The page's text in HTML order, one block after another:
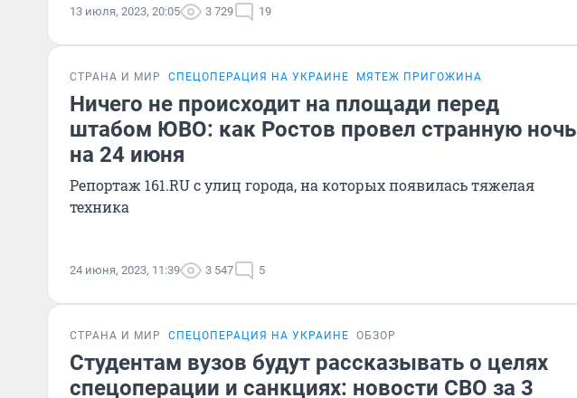
13 июля, 2023, 20:05 3 729 19
СТРАНА И МИР СПЕЦОПЕРАЦИЯ НА УКРАИНЕ МЯТЕЖ ПРИГОЖИНА
Ничего не происходит на площади перед
штабом ЮВО: как Ростов провел странную ночь
на 24 июня
Репортаж 161.RU с улиц города, на которых появилась тяжелая
техника
24 июня, 2023, 11:39 3 547 5
СТРАНА И МИР СПЕЦОПЕРАЦИЯ НА УКРАИНЕ ОБЗОР
Студентам вузов будут рассказывать о целях
спецоперации и санкциях: новости СВО за 3